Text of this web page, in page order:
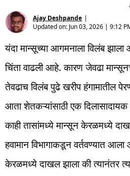
Ajay Deshpande |
Updated on: Jun 03, 2026 | 9:12
यंदा मान्सूच्या आगमनाला विलंब
चिंता वाढली आहे. कारण जेवढा
तेवढाच विलंब पुढे खरीप हंगामातील
आता शेतकऱ्यांसाठी एक
काही तासांमध्ये मान्सून केरळमध्ये
हवामान विभागाकडून वर्तवण्यात
केरळमध्ये दाखल झाला की त्यानंतर